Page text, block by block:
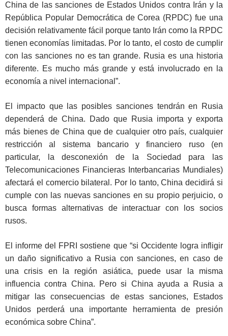
China de las sanciones de Estados Unidos contra Irán y la
República Popular Democrática de Corea (RPDC) fue una
decisión relativamente fácil porque tanto Irán como la RPDC
tienen economías limitadas. Por lo tanto, el costo de cumplir
con las sanciones no es tan grande. Rusia es una historia
diferente. Es mucho más grande y está involucrado en la
economía a nivel internacional”.
El impacto que las posibles sanciones tendrán en Rusia
dependerá de China. Dado que Rusia importa y exporta
más bienes de China que de cualquier otro país, cualquier
restricción al sistema bancario y financiero ruso (en
particular, la desconexión de la Sociedad para las
Telecomunicaciones Financieras Interbancarias Mundiales)
afectará el comercio bilateral. Por lo tanto, China decidirá si
cumple con las nuevas sanciones en su propio perjuicio, o
busca formas alternativas de interactuar con los socios
rusos.
El informe del FPRI sostiene que “si Occidente logra infligir
un daño significativo a Rusia con sanciones, en caso de
una crisis en la región asiática, puede usar la misma
influencia contra China. Pero si China ayuda a Rusia a
mitigar las consecuencias de estas sanciones, Estados
Unidos perderá una importante herramienta de presión
económica sobre China”.